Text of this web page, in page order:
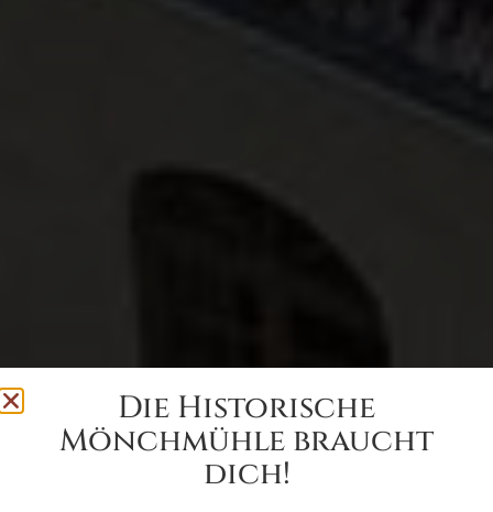
Die Historische
Mönchmühle braucht
dich!